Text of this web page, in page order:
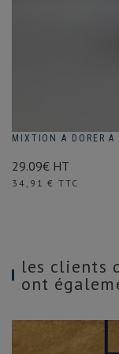
MIXTION A DORER
29.09€ HT
Prix
34,91 € TTC
les clients
ont